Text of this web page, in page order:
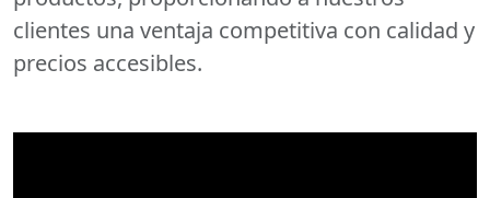
clientes una ventaja competitiva con calidad y
precios accesibles.